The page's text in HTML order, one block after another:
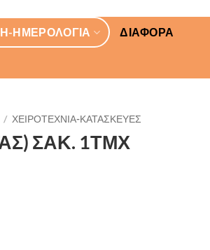
ΗΜΕΡΟΛΟΓΙΑ ΔΙΑΦΟΡΑ
/ ΧΕΙΡΟΤΕΧΝΙΑ-ΚΑΤΑΣΚΕΥΕΣ
ΣΑΚ. 1ΤΜΧ